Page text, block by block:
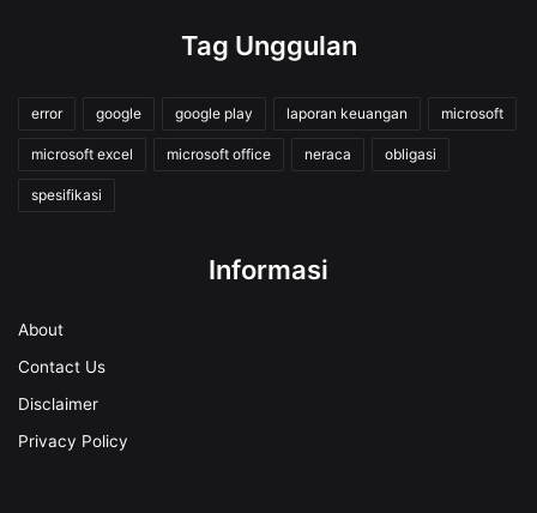
Tag Unggulan
error google google play laporan keuangan microsoft
microsoft excel microsoft office neraca obligasi
spesifikasi
Informasi
About
Contact Us
Disclaimer
Privacy Policy